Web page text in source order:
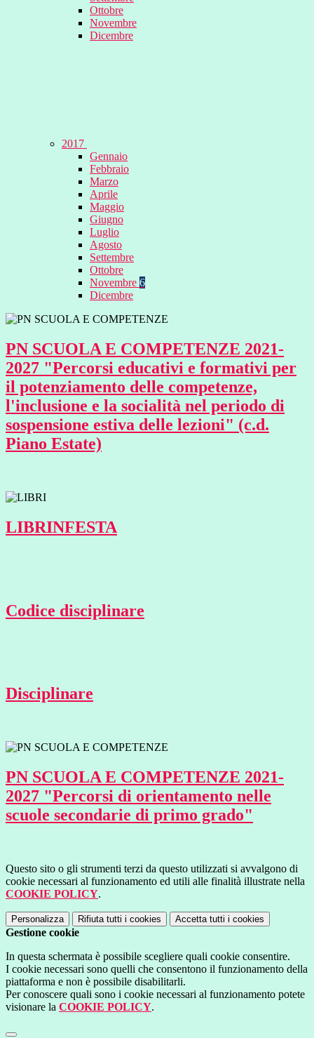
Ottobre
Novembre
Dicembre
2017
Gennaio
Febbraio
Marzo
Aprile
Maggio
Giugno
Luglio
Agosto
Settembre
Ottobre
Novembre 6
Dicembre
PN SCUOLA E COMPETENZE 2021-
2027 "Percorsi educativi e formativi per
il potenziamento delle competenze,
l'inclusione e la socialità nel periodo di
sospensione estiva delle lezioni" (c.d.
Piano Estate)
LIBRINFESTA
Codice disciplinare
Disciplinare
PN SCUOLA E COMPETENZE 2021-
2027 "Percorsi di orientamento nelle
scuole secondarie di primo grado"
Questo sito o gli strumenti terzi da questo utilizzati si avvalgono di
cookie necessari al funzionamento ed utili alle finalità illustrate nella
COOKIE POLICY.
Personalizza Rifiuta tutti i cookies Accetta tutti i cookies
Gestione cookie
In questa schermata è possibile scegliere quali cookie consentire.
I cookie necessari sono quelli che consentono il funzionamento della
piattaforma e non è possibile disabilitarli.
Per conoscere quali sono i cookie necessari al funzionamento potete
visionare la COOKIE POLICY.